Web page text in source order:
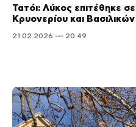
Τατόι: Λύκος επιτέθηκε
Κρυονερίου και
21.02.2026 — 20:49